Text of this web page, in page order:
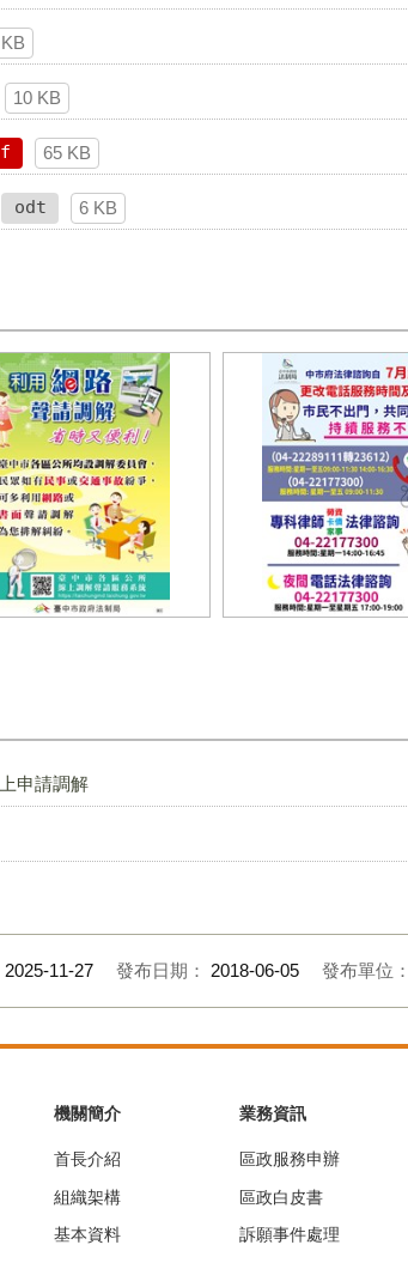
10 KB
65 KB
odt 6 KB
申請調解
2025-11-27 發布日期： 2018-06-05 發布單位：
機關簡介
首長介紹
組織架構
基本資料
業務資訊
區政服務申辦
區政白皮書
訴願事件處理